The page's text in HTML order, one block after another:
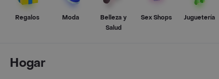
Regalos Moda
Belleza y
Salud
Sex Shops Juguetería
Hogar